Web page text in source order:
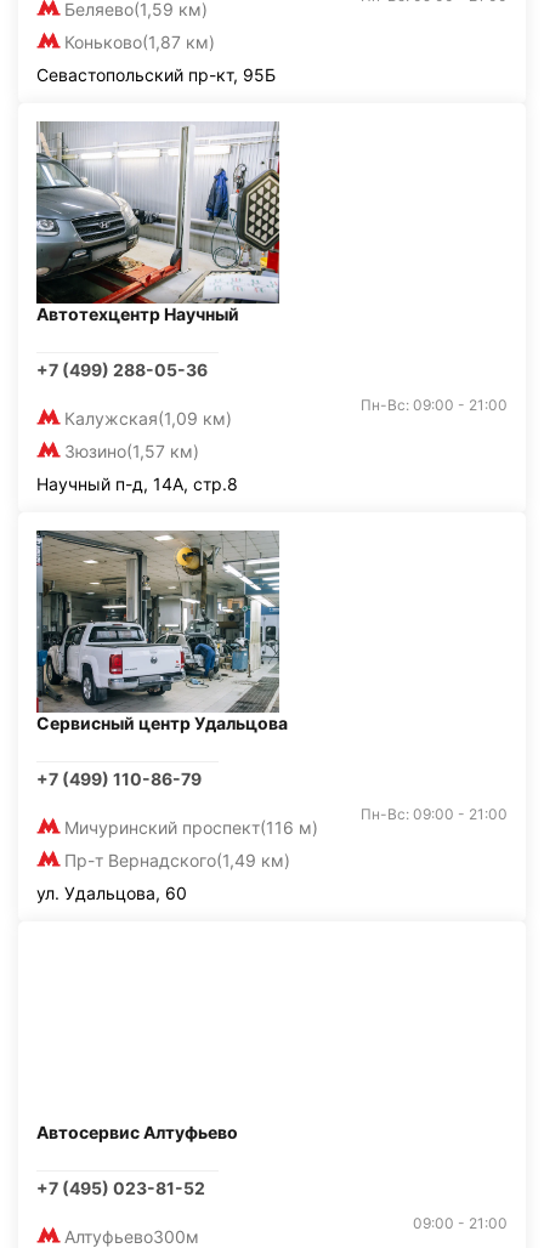
Беляево(1,59 км)
Коньково(1,87 км)
Севастопольский пр-кт, 95Б
Автотехцентр Научный
+7 (499) 288-05-36
Калужская(1,09 км)
Зюзино(1,57 км)
Пн-Вс: 09:00 - 21:00
Научный п-д, 14А, стр.8
Сервисный центр Удальцова
+7 (499) 110-86-79
Мичуринский проспект(116 м)
Пр-т Вернадского(1,49 км)
Пн-Вс: 09:00 - 21:00
ул. Удальцова, 60
Автосервис Алтуфьево
+7 (495) 023-81-52
Алтуфьево300м
09:00 - 21:00